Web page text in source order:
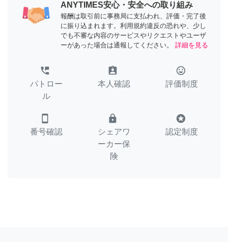
ANYTIMES安心・安全への取り組み
報酬は取引前に事務局に支払われ、評価・完了後
に振り込まれます。利用規約違反の恐れや、少し
でも不審な内容のサービスやリクエストやユーザ
ーがあった場合は通報してください。
詳細を見る
perm_phone_msg
パトロー
ル
assignment_ind
本人確認
tag_faces
評価制度
smartphone
番号確認
lock
シェアワ
ーカー保
険
stars
認定制度